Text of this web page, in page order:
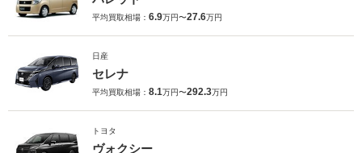
平均買取相場： 6.9万円〜27.6万円
日産
セレナ
平均買取相場： 8.1万円〜292.3万円
トヨタ
ヴォクシー